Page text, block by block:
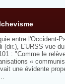
entre l'Occident-
(dir.), L'URSS vue
: "Comme le
«
une évidente